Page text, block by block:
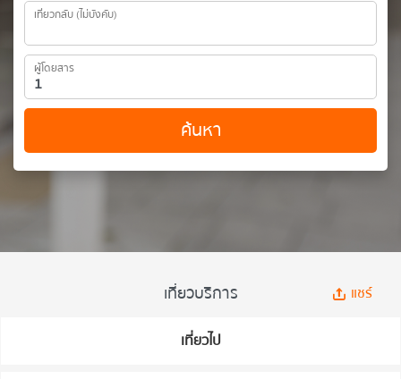
เที่ยวกลับ (ไม่บังคับ)
ผู้โดยสาร
ค้นหา
เที่ยวบริการ แชร์
เที่ยวไป